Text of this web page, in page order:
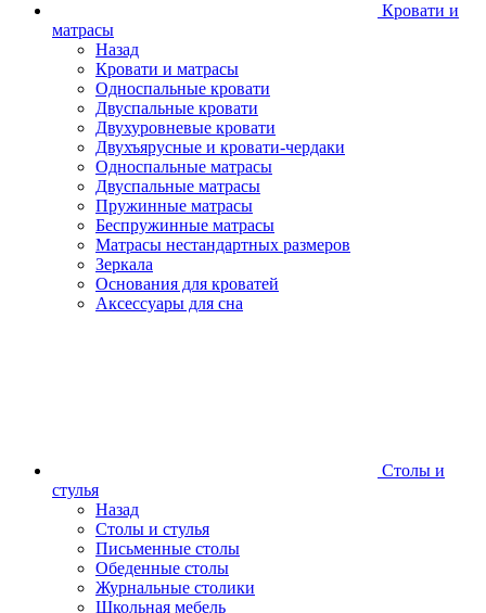
Кровати и
матрасы
Назад
Кровати и матрасы
Односпальные кровати
Двуспальные кровати
Двухуровневые кровати
Двухъярусные и кровати-чердаки
Односпальные матрасы
Двуспальные матрасы
Пружинные матрасы
Беспружинные матрасы
Матрасы нестандартных размеров
Зеркала
Основания для кроватей
Аксессуары для сна
Столы и
стулья
Назад
Столы и стулья
Письменные столы
Обеденные столы
Журнальные столики
Школьная мебель